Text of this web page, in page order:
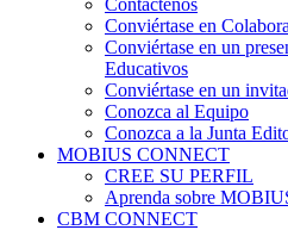
Contáctenos
Conviértase en
Conviértase en un
Educativos
Conviértase en un
Conozca al Equipo
Conozca a la Junta
MOBIUS CONNECT
CREE SU PERFIL
Aprenda sobre
CBM CONNECT